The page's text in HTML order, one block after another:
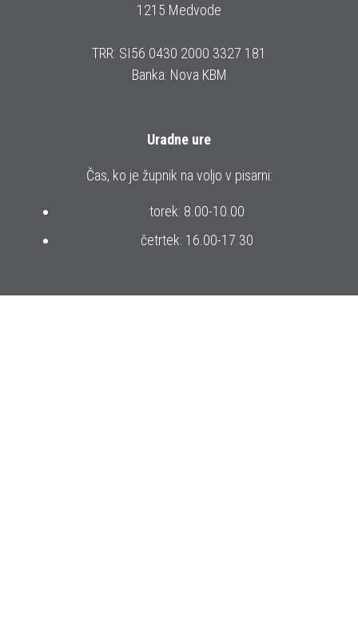
1215 Medvode
TRR: SI56 0430 2000 3327 181
Banka: Nova KBM
Uradne ure
Čas, ko je župnik na voljo v pisarni:
torek: 8.00-10.00
četrtek: 16.00-17.30